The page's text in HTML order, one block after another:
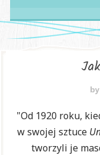
by
"Od 1920 roku,
w swojej sztuce
tworzyli je